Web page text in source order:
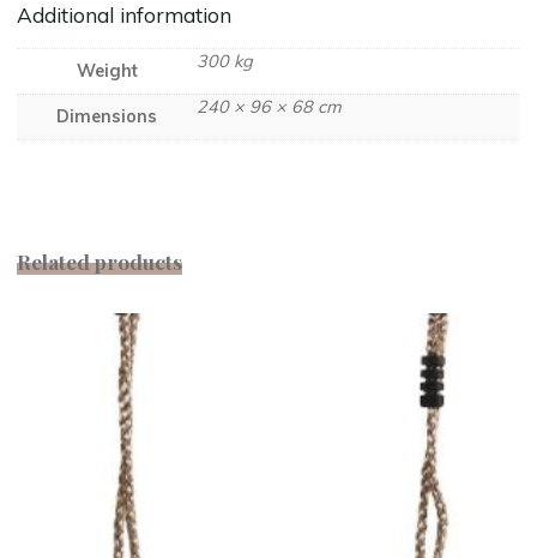
Additional information
Weight 300 kg
Dimensions 240 × 96 × 68 cm
Related products